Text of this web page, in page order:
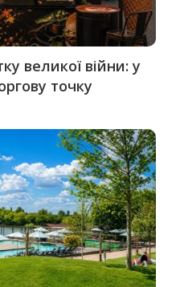
великої війни: у
точку